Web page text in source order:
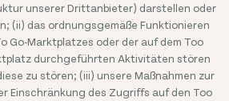
unserer Drittanbieter) darstellen oder
(ii) das ordnungsgemäße Funktionieren
Go-Marktplatzes oder der auf dem Too
durchgeführten Aktivitäten stören
zu stören; (iii) unsere Maßnahmen zur
Einschränkung des Zugriffs auf den Too